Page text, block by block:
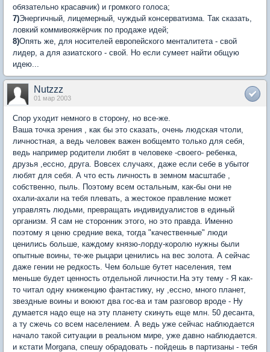
обязательно красавчик) и громкого голоса;
7)Энергичный, лицемерный, чуждый консерватизма. Так сказать,
ловкий коммивояжёрчик по продаже идей;
8)Опять же, для носителей европейского менталитета - свой
лидер, а для азиатского - свой. Но если сумеет найти общую
идею...
Nutzzz
01 мар 2003
Спор уходит немного в сторону, но все-же.
Ваша точка зрения , как бы это сказать, очень людская чтоли,
личностная, а ведь человек важен вобщемто только для себя,
ведь например родители любят в человеке -своего- ребенка,
друзья ,ессно, друга. Вовсех случаях, даже если себе в убытоr
любят для себя. А что есть личность в земном масштабе ,
собственно, пыль. Поэтому всем остальным, как-бы они не
охали-ахали на тебя плевать, а жестокое правление может
управлять людьми, превращать индивидуалистов в единый
организм. Я сам не сторонник этого, но это правда. Именно
поэтому я ценю средние века, тогда "качественные" люди
ценились больше, каждому князю-лорду-королю нужны были
опытные воины, те-же рыцари ценились на вес золота. А сейчас
даже гении не редкость. Чем больше бутет населения, тем
меньше будет ценность отдельной личности.На эту тему - Я как-
то читал одну книженцию фантастику, ну ,ессно, много планет,
звездные воины и воюют два гос-ва и там разговор вроде - Ну
думается надо еще на эту планету скинуть еще млн. 50 десанта,
а ту сжечь со всем населением. А ведь уже сейчас наблюдается
начало такой ситуации в реальном мире, уже давно наблюдается.
и кстати Morgana, спешу обрадовать - пойдешь в партизаны - тебя